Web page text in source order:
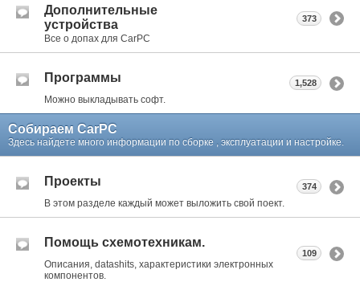
Дополнительные
устройства
Все о допах для CarPC
373
Программы
Можно выкладывать софт.
1,528
Собираем CarPC
Здесь найдете много информации по сборке , эксплуатации и настройке.
Проекты
В этом разделе каждый может выложить свой поект.
374
Помощь схемотехникам.
Описания, datashits, характеристики электронных
компонентов.
109